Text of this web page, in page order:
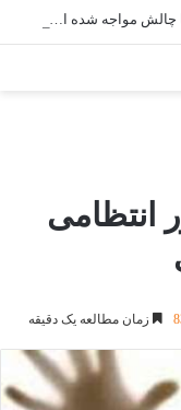
ادامه فعالیت داروخانه‌های خراسان رضوی با چالش مواجه شده است
انتظامی
زمان مطالعه یک دقیقه